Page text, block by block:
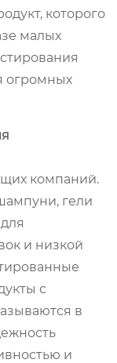
которого
малых
огромных
компаний.
гели
и низкой
с
в
и